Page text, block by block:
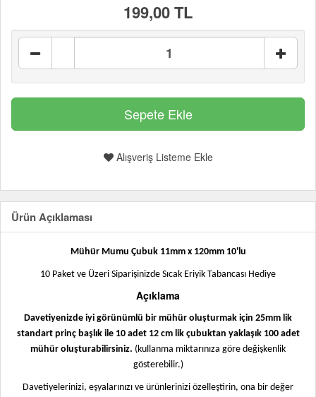
199,00 TL
Alışveriş Listeme Ekle
Ürün Açıklaması
Mühür Mumu Çubuk 11mm x 120mm 10'lu
10 Paket ve Üzeri Siparişinizde Sıcak Eriyik Tabancası Hediye
Açıklama
Davetiyenizde iyi görünümlü bir mühür oluşturmak için 25mm lik
standart prinç başlık ile 10 adet 12 cm lik çubuktan yaklaşık 100 adet
mühür oluşturabilirsiniz. (kullanma miktarınıza göre değişkenlik
gösterebilir.)
Davetiyelerinizi, eşyalarınızı ve ürünlerinizi özelleştirin, ona bir değer